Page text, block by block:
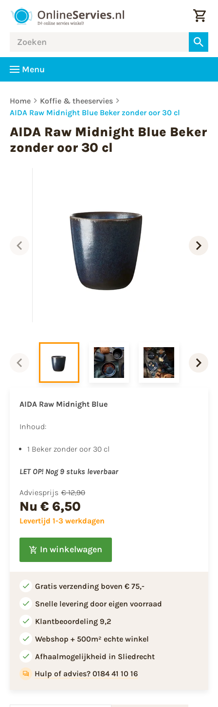
Menu
Home
Koffie & theeservies
AIDA Raw Midnight Blue Beker zonder oor 30 cl
AIDA Raw Midnight Blue Beker
zonder oor 30 cl
AIDA Raw Midnight Blue
Inhoud:
1 Beker zonder oor 30 cl
LET OP! Nog 9 stuks leverbaar
Adviesprijs € 12,90
Nu € 6,50
Levertijd 1-3 werkdagen
In winkelwagen
Gratis verzending boven € 75,-
Snelle levering door eigen voorraad
Klantbeoordeling 9,2
Webshop + 500m² echte winkel
Afhaalmogelijkheid in Sliedrecht
Hulp of advies? 0184 41 10 16